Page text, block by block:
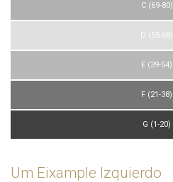
C (69-80)
D (55-68)
E (39-54)
F (21-38)
G (1-20)
Um Eixample Izquierdo